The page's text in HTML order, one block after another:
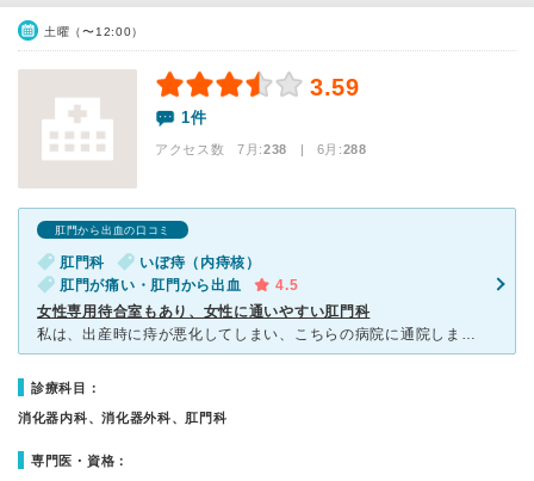
土曜（〜12:00）
3.59
1件
アクセス数 7月:238 | 6月:288
肛門から出血の口コミ
肛門科
いぼ痔（内痔核）
肛門が痛い・肛門から出血
4.5
女性専用待合室もあり、女性に通いやすい肛門科
私は、出産時に痔が悪化してしまい、こちらの病院に通院しました。出産後、痔のイボが蒲萄ほどに大きくなり、また下着などに擦れ出血するようになりました。なんといっても、イボが肛門に押し込んでも、すぐ出てしま
診療科目：
消化器内科、消化器外科、肛門科
専門医・資格：